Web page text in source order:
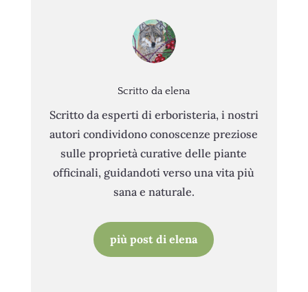
Scritto da elena
Scritto da esperti di erboristeria, i nostri
autori condividono conoscenze preziose
sulle proprietà curative delle piante
officinali, guidandoti verso una vita più
sana e naturale.
più post di elena